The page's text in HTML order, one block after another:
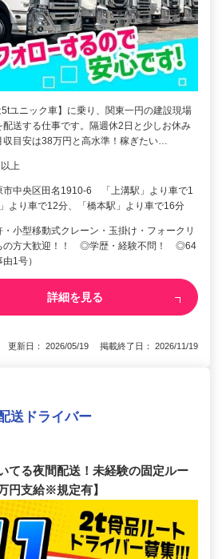
5tユニック車】に乗り、関東一円の建設現場
配送する仕事です。隔週休2日と少しお休み
目安は38万円と高水準！稼ぎたい…
上
市中央区田名1910-6 「上溝駅」より車で1
より車で12分、「橋本駅」より車で16分
小型移動式クレーン・玉掛け・フォークリ
の方大歓迎！！ ◎学歴・経験不問！ ◎64
1号）
詳細を見る
更新日： 2026/05/19 掲載終了日： 2026/11/19
送ドライバー
てる夜間配送！未経験の固定ルー
円支給※規定有】